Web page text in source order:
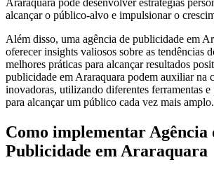
Araraquara pode desenvolver estratégias
alcançar o público-alvo e impulsionar o
Além disso, uma agência de publicidade em
oferecer insights valiosos sobre as tendências
melhores práticas para alcançar resultados
publicidade em Araraquara podem auxiliar na
inovadoras, utilizando diferentes ferramentas
para alcançar um público cada vez mais amplo.
Como implementar Agência
Publicidade em Araraquara